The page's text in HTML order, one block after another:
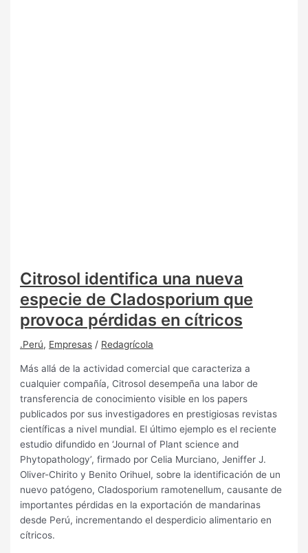
Citrosol identifica una nueva
especie de Cladosporium que
provoca pérdidas en cítricos
.Perú, Empresas / Redagrícola
Más allá de la actividad comercial que caracteriza a
cualquier compañía, Citrosol desempeña una labor de
transferencia de conocimiento visible en los papers
publicados por sus investigadores en prestigiosas revistas
científicas a nivel mundial. El último ejemplo es el reciente
estudio difundido en ‘Journal of Plant science and
Phytopathology’, firmado por Celia Murciano, Jeniffer J.
Oliver-Chirito y Benito Orihuel, sobre la identificación de un
nuevo patógeno, Cladosporium ramotenellum, causante de
importantes pérdidas en la exportación de mandarinas
desde Perú, incrementando el desperdicio alimentario en
cítricos.